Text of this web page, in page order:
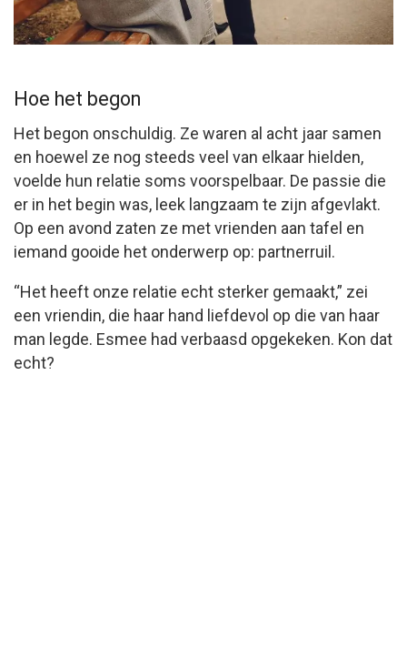
Hoe het begon
Het begon onschuldig. Ze waren al acht jaar samen
en hoewel ze nog steeds veel van elkaar hielden,
voelde hun relatie soms voorspelbaar. De passie die
er in het begin was, leek langzaam te zijn afgevlakt.
Op een avond zaten ze met vrienden aan tafel en
iemand gooide het onderwerp op: partnerruil.
“Het heeft onze relatie echt sterker gemaakt,” zei
een vriendin, die haar hand liefdevol op die van haar
man legde. Esmee had verbaasd opgekeken. Kon dat
echt?